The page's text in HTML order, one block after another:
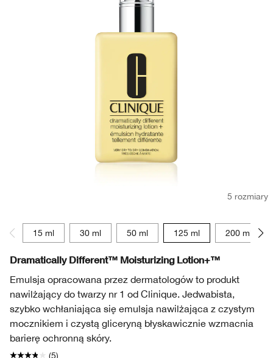
5 rozmiary
15 ml 30 ml 50 ml 125 ml 200 ml
Dramatically Different™ Moisturizing Lotion+™
Emulsja opracowana przez dermatologów to produkt
nawilżający do twarzy nr 1 od Clinique. Jedwabista,
szybko wchłaniająca się emulsja nawilżająca z czystym
mocznikiem i czystą gliceryną błyskawicznie wzmacnia
barierę ochronną skóry.
(5)